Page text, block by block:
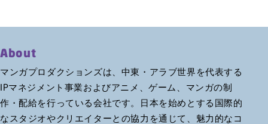
About
マンガプロダクションズは、中東・アラブ世界を代表する
IPマネジメント事業およびアニメ、ゲーム、マンガの制
作・配給を行っている会社です。日本を始めとする国際的
なスタジオやクリエイターとの協力を通じて、魅力的なコ